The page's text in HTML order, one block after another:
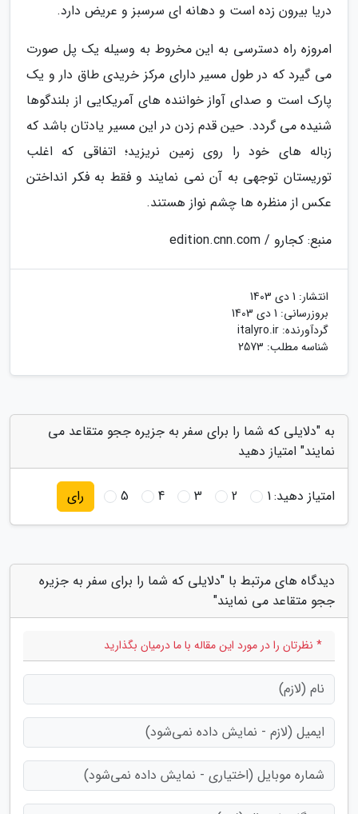
دریا بیرون زده است و دهانه ای سرسبز و عریض دارد.
امروزه راه دسترسی به این مخروط به وسیله یک پل صورت
می گیرد که در طول مسیر دارای مرکز خریدی طاق دار و یک
پارک است و صدای آواز خواننده های آمریکایی از بلندگوها
شنیده می گردد. حین قدم زدن در این مسیر یادتان باشد که
زباله های خود را روی زمین نریزید؛ اتفاقی که اغلب
توریستان توجهی به آن نمی نمایند و فقط به فکر انداختن
عکس از منظره ها چشم نواز هستند.
منبع: کجارو / edition.cnn.com
انتشار: 1 دی 1403
بروزرسانی: 1 دی 1403
گردآورنده: italyro.ir
شناسه مطلب: 2573
به "دلایلی که شما را برای سفر به جزیره ججو متقاعد می
نمایند" امتیاز دهید
امتیاز دهید:1
2
3
4
5 رای
دیدگاه های مرتبط با "دلایلی که شما را برای سفر به جزیره
ججو متقاعد می نمایند"
* نظرتان را در مورد این مقاله با ما درمیان بگذارید